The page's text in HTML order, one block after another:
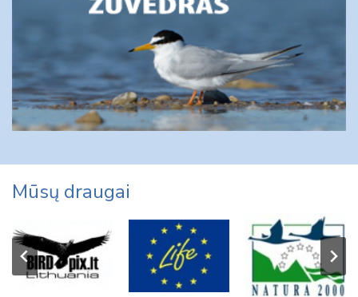
Mūsų draugai